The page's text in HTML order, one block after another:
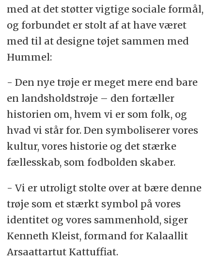
med at det støtter vigtige sociale formål,
og forbundet er stolt af at have været
med til at designe tøjet sammen med
Hummel:
- Den nye trøje er meget mere end bare
en landsholdstrøje – den fortæller
historien om, hvem vi er som folk, og
hvad vi står for. Den symboliserer vores
kultur, vores historie og det stærke
fællesskab, som fodbolden skaber.
- Vi er utroligt stolte over at bære denne
trøje som et stærkt symbol på vores
identitet og vores sammenhold, siger
Kenneth Kleist, formand for Kalaallit
Arsaattartut Kattuffiat.